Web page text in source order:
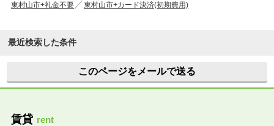
東村山市+礼金不要 東村山市+カード決済(初期費用)
最近検索した条件
このページをメールで送る
賃貸 rent